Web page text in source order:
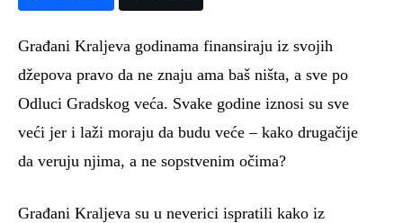
Građani Kraljeva godinama finansiraju iz svojih
džepova pravo da ne znaju ama baš ništa, a sve po
Odluci Gradskog veća. Svake godine iznosi su sve
veći jer i laži moraju da budu veće – kako drugačije
da veruju njima, a ne sopstvenim očima?
Građani Kraljeva su u neverici ispratili kako iz